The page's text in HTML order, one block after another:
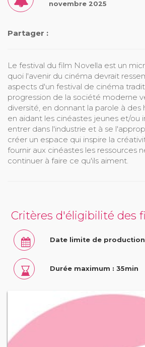
novembre 2025
Partager :
Le festival du film Novella est un
quoi l'avenir du cinéma devrait
aspects d'un festival de cinéma
progression de la société moderne
diversité, en donnant la parole à des
en aidant les cinéastes jeunes et/ou
entrer dans l'industrie et à se
créer un espace qui inspire la
fournir aux cinéastes les ressources
continuer à faire ce qu'ils aiment.
Critères d'éligibilité des
Date limite de production
Durée maximum : 35min